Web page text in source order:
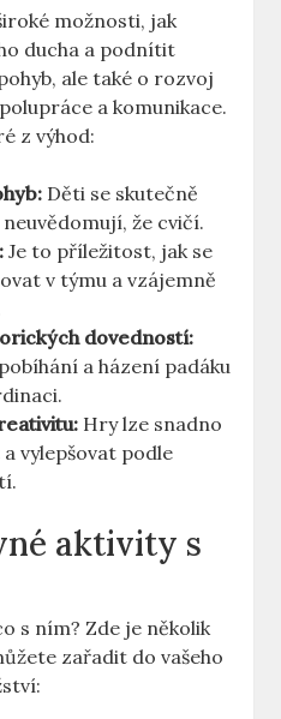
možnosti, jak
ducha a podnítit
ale také o rozvoj
a komunikace.
z výhod:
Děti se skutečně
neuvědomují, že cvičí.
Je to příležitost, jak se
v týmu a vzájemně
dovedností:
a házení padáku
Hry lze snadno
vylepšovat podle
aktivity s
s ním? Zde je několik
zařadit do vašeho